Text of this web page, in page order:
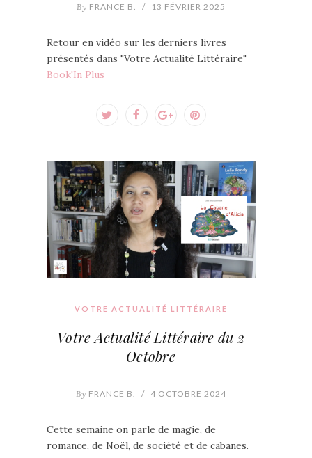
By FRANCE B. / 13 FÉVRIER 2025
Retour en vidéo sur les derniers livres
présentés dans "Votre Actualité Littéraire"
Book'In Plus
VOTRE ACTUALITÉ LITTÉRAIRE
Votre Actualité Littéraire du 2
Octobre
By FRANCE B. / 4 OCTOBRE 2024
Cette semaine on parle de magie, de
romance, de Noël, de société et de cabanes.